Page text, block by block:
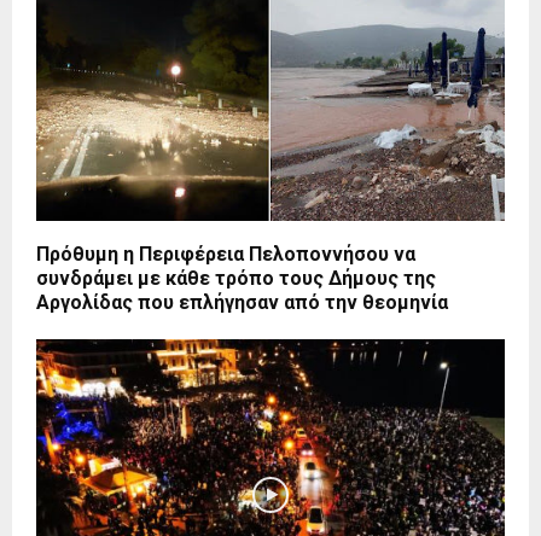
Πρόθυμη η Περιφέρεια Πελοποννήσου να
συνδράμει με κάθε τρόπο τους Δήμους της
Αργολίδας που επλήγησαν από την θεομηνία